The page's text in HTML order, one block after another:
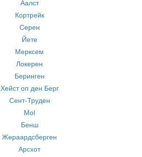
Аалст
Кортрейк
Серен
Йете
Мерксем
Локерен
Беринген
Хейст оп ден Берг
Сент-Труден
Mol
Бенш
Жераардсберген
Арсхот